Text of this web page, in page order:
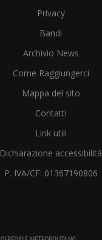
Privacy
Bandi
Archivio News
Come Raggiungerci
Mappa del sito
Contatti
Link utili
Dichiarazione accessibilità
P. IVA/CF: 01367190806